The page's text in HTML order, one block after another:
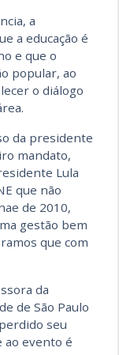
a
a educação é
e que o
popular, ao
o diálogo
da presidente
mandato,
Lula
que não
de 2010,
gestão bem
que com
da
de São Paulo
seu
evento é